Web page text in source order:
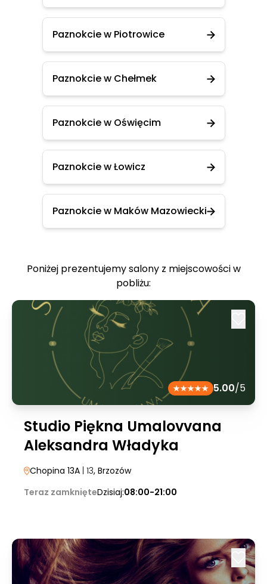
Paznokcie w Piotrowice
Paznokcie w Chełmek
Paznokcie w Oświęcim
Paznokcie w Łowicz
Paznokcie w Maków Mazowiecki
Poniżej prezentujemy salony z miejscowości w
pobliżu:
5.00/5
Studio Piękna Umalovvana
Aleksandra Władyka
Chopina 13A | 13, Brzozów
Teraz zamknięteDzisiaj:08:00-21:00